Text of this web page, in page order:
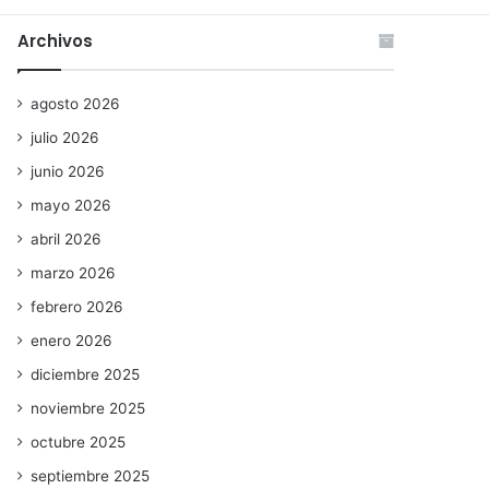
Archivos
agosto 2026
julio 2026
junio 2026
mayo 2026
abril 2026
marzo 2026
febrero 2026
enero 2026
diciembre 2025
noviembre 2025
octubre 2025
septiembre 2025